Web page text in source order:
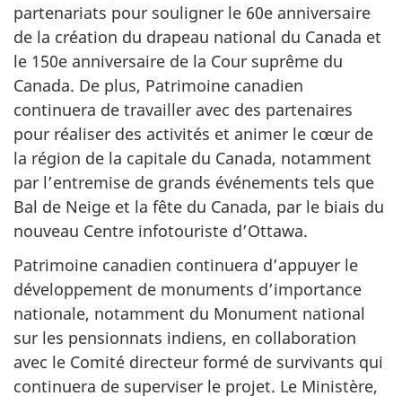
partenariats pour souligner le 60e anniversaire
de la création du drapeau national du Canada et
le 150e anniversaire de la Cour suprême du
Canada. De plus, Patrimoine canadien
continuera de travailler avec des partenaires
pour réaliser des activités et animer le cœur de
la région de la capitale du Canada, notamment
par l’entremise de grands événements tels que
Bal de Neige et la fête du Canada, par le biais du
nouveau Centre infotouriste d’Ottawa.
Patrimoine canadien continuera d’appuyer le
développement de monuments d’importance
nationale, notamment du Monument national
sur les pensionnats indiens, en collaboration
avec le Comité directeur formé de survivants qui
continuera de superviser le projet. Le Ministère,